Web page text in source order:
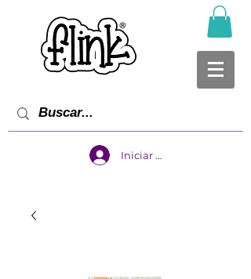
Iniciar sesión